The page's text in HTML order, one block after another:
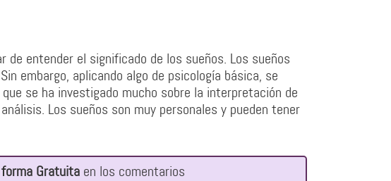
entender el significado de los sueños. Los sueños
embargo, aplicando algo de psicología básica, se
se ha investigado mucho sobre la interpretación de
Los sueños son muy personales y pueden tener
Gratuita en los comentarios